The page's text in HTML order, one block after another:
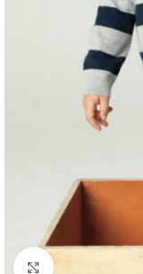
Click to enlarge